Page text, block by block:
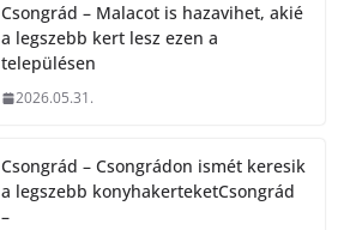
Csongrád – Malacot is hazavihet, akié
a legszebb kert lesz ezen a
településen
2026.05.31.
Csongrád – Csongrádon ismét keresik
a legszebb konyhakerteketCsongrád
–